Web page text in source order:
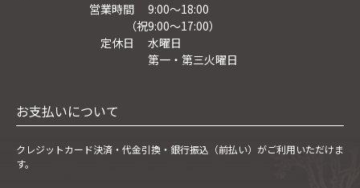
営業時間 9:00～18:00
（祝9:00〜17:00）
定休日 水曜日
第一・第三火曜日
お支払いについて
クレジットカード決済・ 代金引換・銀行振込（前払い）がご利用いただけま
す。